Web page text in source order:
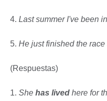
4. Last summer I've been
5. He just finished the
(Respuestas)
1. She has lived here for